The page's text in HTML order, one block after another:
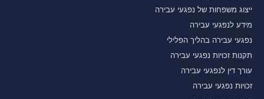
ייצוג משפחות של נפגעי עבירה
מידע לנפגעי עבירה
נפגעי עבירה בהליך הפלילי
תקנות זכויות נפגעי עבירה
עורך דין לנפגעי עבירה
זכויות נפגעי עבירה